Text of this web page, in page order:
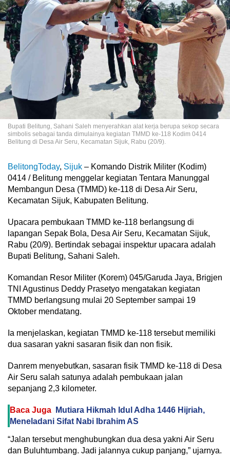
Bupati Belitung, Sahani Saleh menyerahkan alat kerja berupa sekop secara
simbolis sebagai tanda dimulainya kegiatan TMMD ke-118 Kodim 0414
Belitung di Desa Air Seru, Kecamatan Sijuk, Rabu (20/9).
BelitongToday, Sijuk – Komando Distrik Militer (Kodim)
0414 / Belitung menggelar kegiatan Tentara Manunggal
Membangun Desa (TMMD) ke-118 di Desa Air Seru,
Kecamatan Sijuk, Kabupaten Belitung.
Upacara pembukaan TMMD ke-118 berlangsung di
lapangan Sepak Bola, Desa Air Seru, Kecamatan Sijuk,
Rabu (20/9). Bertindak sebagai inspektur upacara adalah
Bupati Belitung, Sahani Saleh.
Komandan Resor Militer (Korem) 045/Garuda Jaya, Brigjen
TNI Agustinus Deddy Prasetyo mengatakan kegiatan
TMMD berlangsung mulai 20 September sampai 19
Oktober mendatang.
Ia menjelaskan, kegiatan TMMD ke-118 tersebut memiliki
dua sasaran yakni sasaran fisik dan non fisik.
Danrem menyebutkan, sasaran fisik TMMD ke-118 di Desa
Air Seru salah satunya adalah pembukaan jalan
sepanjang 2,3 kilometer.
Baca Juga
Mutiara Hikmah Idul Adha 1446 Hijriah,
Meneladani Sifat Nabi Ibrahim AS
“Jalan tersebut menghubungkan dua desa yakni Air Seru
dan Buluhtumbang. Jadi jalannya cukup panjang,” ujarnya.